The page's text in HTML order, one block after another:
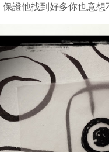
證他找到好多你也意想